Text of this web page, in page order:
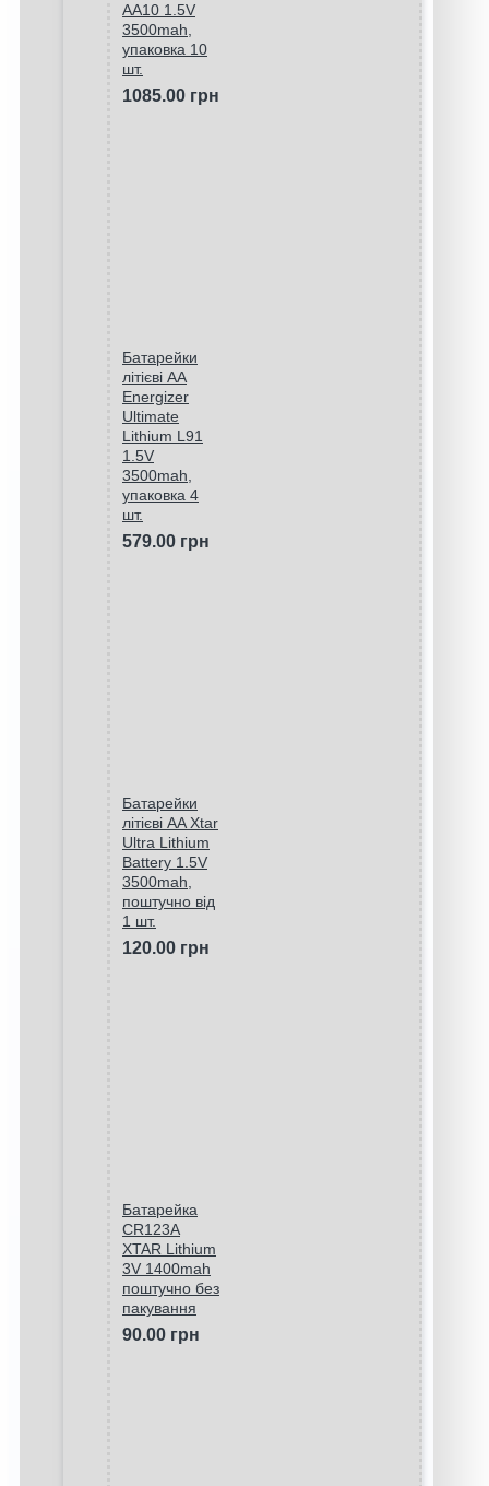
AA10 1.5V
3500mah,
упаковка 10
шт.
1085.00 грн
Батарейки
літієві AA
Energizer
Ultimate
Lithium L91
1.5V
3500mah,
упаковка 4
шт.
579.00 грн
Батарейки
літієві AA Xtar
Ultra Lithium
Battery 1.5V
3500mah,
поштучно від
1 шт.
120.00 грн
Батарейка
CR123A
XTAR Lithium
3V 1400mah
поштучно без
пакування
90.00 грн